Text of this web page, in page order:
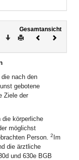
Gesamtansicht
Download
DruckenVorheriges
nach den
gebotene
Ziele der
die körperliche
möglichst
Person. 2 Im
die ärztliche
und 630e BGB